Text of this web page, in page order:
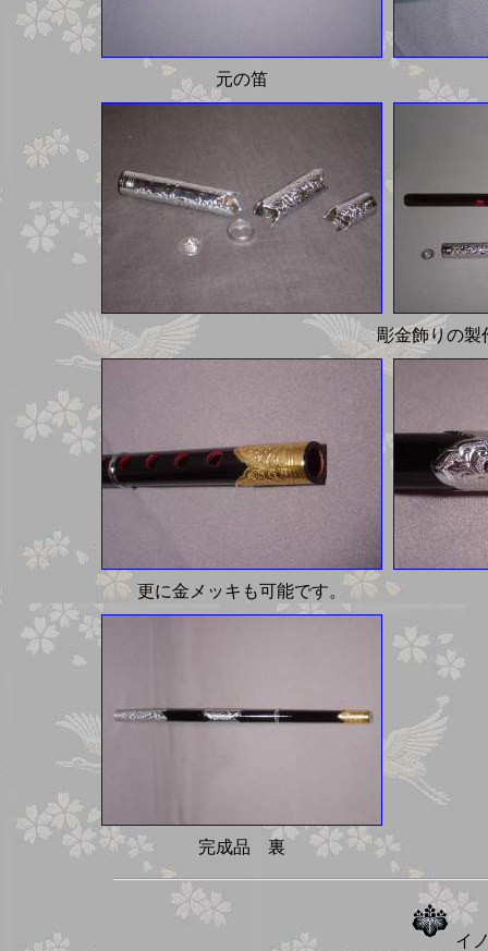
元の笛
彫金飾りの製
更に金メッキも可能です。
完成品 裏
イ